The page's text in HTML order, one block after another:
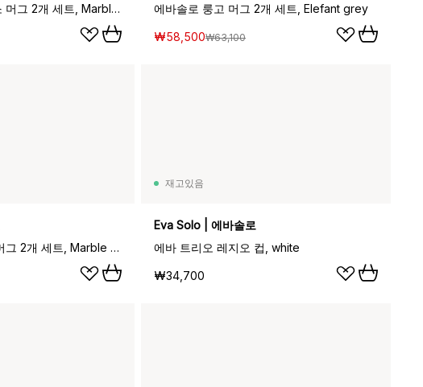
에바솔로 에스프레소 머그 2개 세트, Marble grey
에바솔로 룽고 머그 2개 세트, Elefant grey
₩58,500₩63,100
에바솔로 카페라떼 머그 2개 세트, Marble grey
재고있음
Eva Solo | 에바솔로
에바 트리오 레지오 컵, white
₩34,700